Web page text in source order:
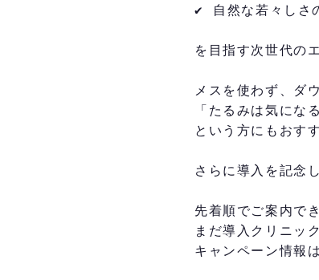
✔ 自然な若々しさ
を目指す次世代の
メスを使わず、ダ
「たるみは気にな
という方にもおす
さらに導入を記念し
先着順でご案内で
まだ導入クリニッ
キャンペーン情報